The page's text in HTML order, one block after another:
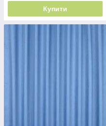
Купити